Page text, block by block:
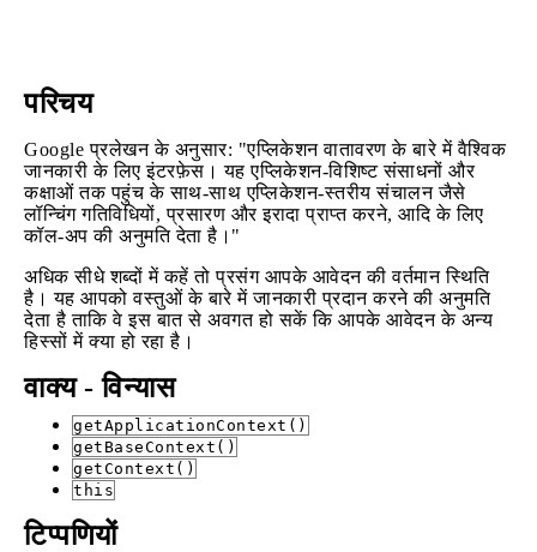
परिचय
Google प्रलेखन के अनुसार: "एप्लिकेशन वातावरण के बारे में वैश्विक
जानकारी के लिए इंटरफ़ेस। यह एप्लिकेशन-विशिष्ट संसाधनों और
कक्षाओं तक पहुंच के साथ-साथ एप्लिकेशन-स्तरीय संचालन जैसे
लॉन्चिंग गतिविधियों, प्रसारण और इरादा प्राप्त करने, आदि के लिए
कॉल-अप की अनुमति देता है।"
अधिक सीधे शब्दों में कहें तो प्रसंग आपके आवेदन की वर्तमान स्थिति
है। यह आपको वस्तुओं के बारे में जानकारी प्रदान करने की अनुमति
देता है ताकि वे इस बात से अवगत हो सकें कि आपके आवेदन के अन्य
हिस्सों में क्या हो रहा है।
वाक्य - विन्यास
getApplicationContext()
getBaseContext()
getContext()
this
टिप्पणियों